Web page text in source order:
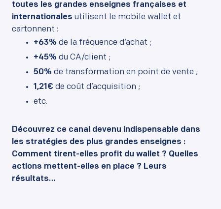
toutes les grandes enseignes françaises et
internationales utilisent le mobile wallet et
cartonnent :
+63% de la fréquence d’achat ;
+45% du CA/client ;
50% de transformation en point de vente ;
1,21€ de coût d’acquisition ;
etc.
Découvrez ce canal devenu indispensable dans
les stratégies des plus grandes enseignes :
Comment tirent-elles profit du wallet ? Quelles
actions mettent-elles en place ? Leurs
résultats…